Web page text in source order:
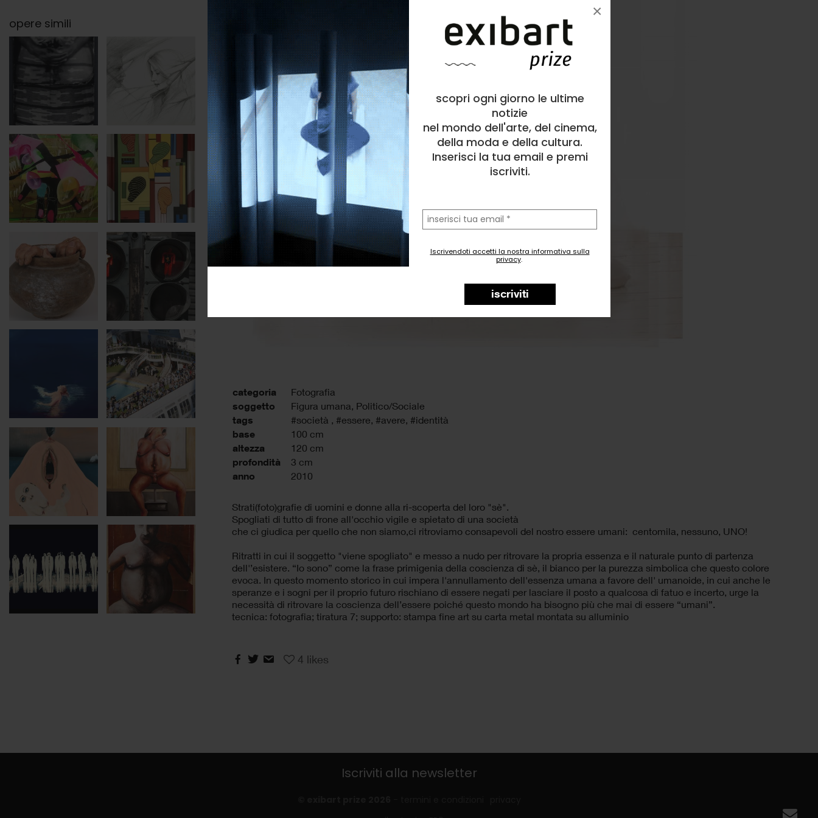
scopri ogni giorno le ultime
notizie
nel mondo dell'arte, del cinema,
della moda e della cultura.
Inserisci la tua email e premi
iscriviti.
la
tua
email
Iscrivendoti accetti la nostra informativa sulla
privacy.
iscriviti
×
categoria Fotografia
soggetto Figura umana, Politico/Sociale
tags #società , #essere, #avere, #identità
base 100 cm
altezza 120 cm
profondità 3 cm
anno 2010
Strati(foto)grafie di uomini e donne alla ri-scoperta del loro "sè".
Spogliati di tutto di frone all'occhio vigile e spietato di una società
che ci giudica per quello che non siamo,ci ritroviamo consapevoli del nostro essere umani: centomila, nessuno, UNO!
Ritratti in cui il soggetto "viene spogliato" e messo a nudo per ritrovare la propria essenza e il naturale punto di partenza
dell'’esistere. “Io sono” come la frase primigenia della coscienza di sè, il bianco per la purezza simbolica che questo colore
evoca. In questo momento storico in cui impera l'annullamento dell'essenza umana a favore dell' umanoide, in cui anche le
speranze e i sogni per il proprio futuro rischiano di essere negati per lasciare il posto a qualcosa di fatuo e incerto, urge la
necessità di ritrovare la coscienza dell’essere poiché questo mondo ha bisogno più che mai di essere “umani”.
tecnica: fotografia; tiratura 7; supporto: stampa fine art su carta metal montata su alluminio
4 likes
opere simili
Iscriviti alla newsletter